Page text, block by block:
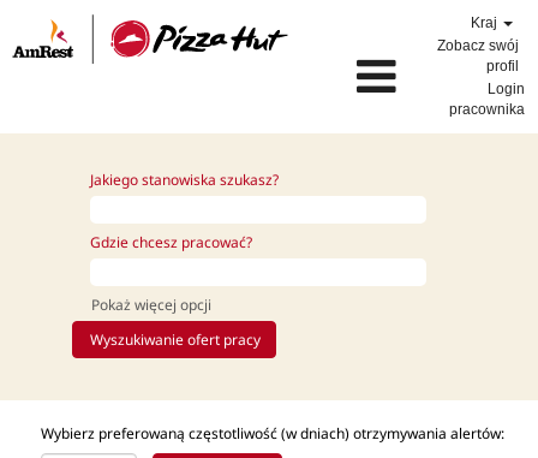
Kraj
Zobacz swój
profil
Login
pracownika
Jakiego stanowiska szukasz?
Gdzie chcesz pracować?
Pokaż więcej opcji
Wybierz preferowaną częstotliwość (w dniach) otrzymywania alertów: